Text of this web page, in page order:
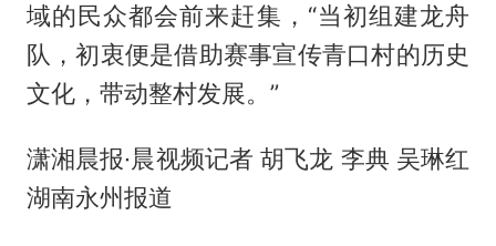
域的民众都会前来赶集，“当初组建龙舟
队，初衷便是借助赛事宣传青口村的历史
文化，带动整村发展。”
潇湘晨报·晨视频记者 胡飞龙 李典 吴琳红
湖南永州报道